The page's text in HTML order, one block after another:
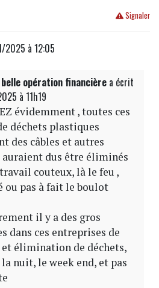
Signaler
à 12:05
opération financièrea écrit
à 11h19
évidemment , toutes ces
déchets plastiques
des câbles et autres
auraient dus être éliminés
couteux, là le feu ,
ou pas à fait le boulot
il y a des gros
dans ces entreprises de
élimination de déchets,
nuit, le week end, et pas